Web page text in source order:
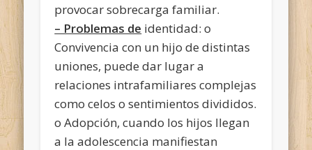
provocar sobrecarga familiar.
– Problemas de identidad: o
Convivencia con un hijo de distintas
uniones, puede dar lugar a
relaciones intrafamiliares complejas
como celos o sentimientos divididos.
o Adopción, cuando los hijos llegan
a la adolescencia manifiestan